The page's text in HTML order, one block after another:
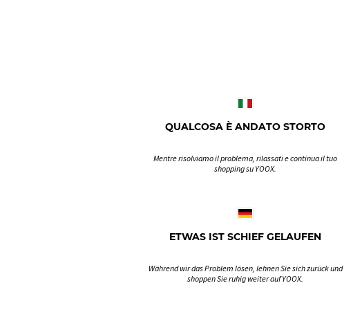
QUALCOSA È ANDATO STORTO
Mentre risolviamo il problema, rilassati e continua il tuo
shopping su YOOX.
ETWAS IST SCHIEF GELAUFEN
Während wir das Problem lösen, lehnen Sie sich zurück und
shoppen Sie ruhig weiter auf YOOX.